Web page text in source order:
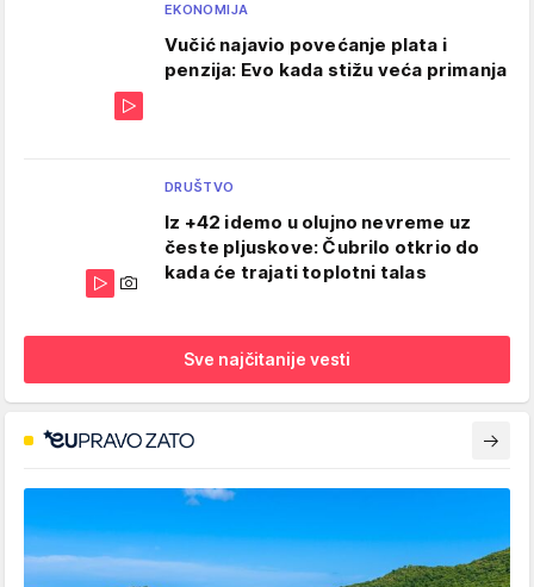
EKONOMIJA
Vučić najavio povećanje plata i
penzija: Evo kada stižu veća primanja
DRUŠTVO
Iz +42 idemo u olujno nevreme uz
česte pljuskove: Čubrilo otkrio do
kada će trajati toplotni talas
Sve najčitanije vesti